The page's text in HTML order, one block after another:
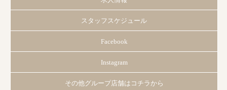
スタッフスケジュール
Facebook
Instagram
その他グループ店舗はコチラから